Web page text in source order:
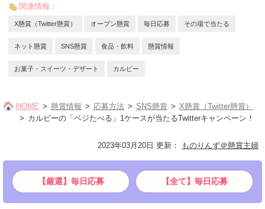
関連情報：
X懸賞（Twitter懸賞） オープン懸賞 毎日応募 その場で当たる
ネット懸賞 SNS懸賞 食品・飲料 懸賞情報
お菓子・スイーツ・デザート カルビー
HOME 懸賞情報 応募方法 SNS懸賞
X懸賞（Twitter懸賞）
カルビーの「ベジたべる」1ケースが当たるTwitterキャンペーン！
2023年03月20日 更新 ： ものりんず＠懸賞主婦
【厳選】毎日応募 【全て】毎日応募